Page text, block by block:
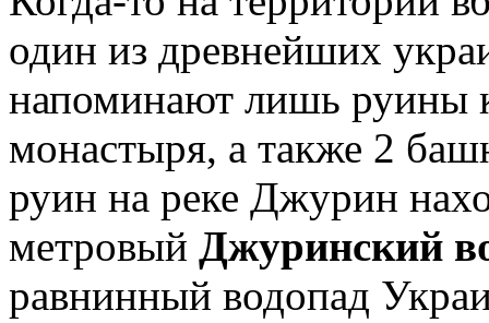
один из древнейших
напоминают лишь руины
монастыря, а также 2
руин на реке Джурин
метровый Джуринский
равнинный водопад